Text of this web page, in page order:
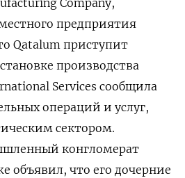
Company,
предприятия
Qatalum приступит
производства
Services сообщила
операций и услуг,
сектором.
конгломерат
объявил, что его дочерние